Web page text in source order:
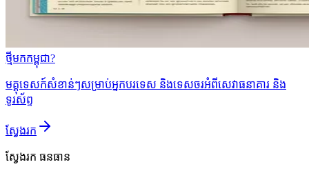
ថ្មីមកកម្ពុជា?
មគ្គុទេសក៍សំខាន់ៗសម្រាប់អ្នកបរទេស និងទេសចរអំពីសេវាធនាគារ និង
ទូរស័ព្ទ
ស្វែងរក
ស្វែងរក ធនធាន